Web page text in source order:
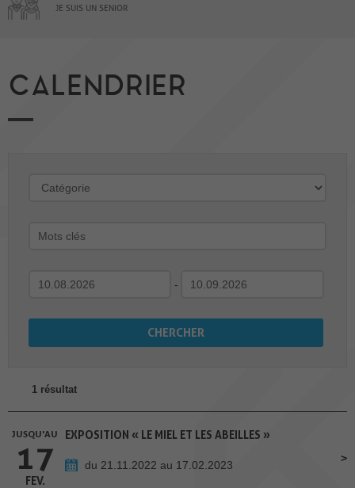
JE SUIS UN SENIOR
CALENDRIER
-
1 résultat
JUSQU'AU
17
FEV.
EXPOSITION « LE MIEL ET LES ABEILLES »
du 21.11.2022 au 17.02.2023